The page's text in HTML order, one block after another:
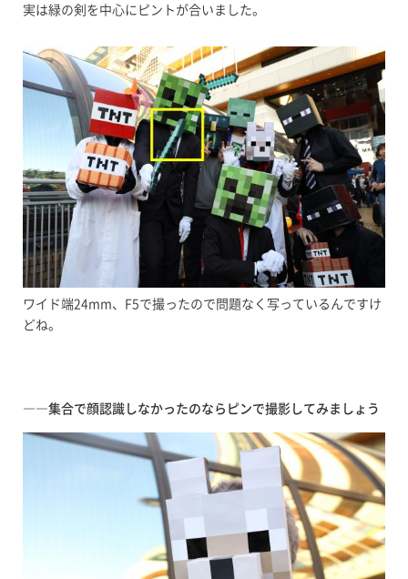
実は緑の剣を中心にピントが合いました。
ワイド端24mm、F5で撮ったので問題なく写っているんですけ
どね。
――集合で顔認識しなかったのならピンで撮影してみましょう